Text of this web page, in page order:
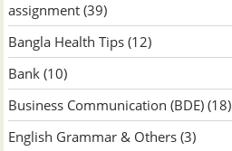
assignment (39)
Bangla Health Tips (12)
Bank (10)
Business Communication (BDE) (18)
English Grammar & Others (3)